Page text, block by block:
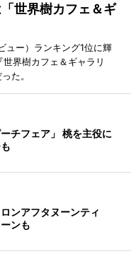
世界樹カフェ＆ギ
ュー）ランキング1位に輝
界樹カフェ＆ギャラリ
た。
チフェア」 桃を主役に
ンアフタヌーンティ
ンも